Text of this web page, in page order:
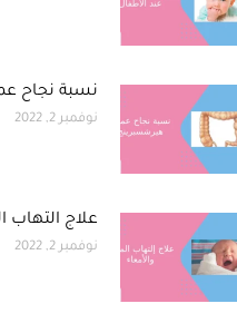
نسبة نجاح
نوفمبر 2, 2022
علاج التهاب
نوفمبر 2, 2022